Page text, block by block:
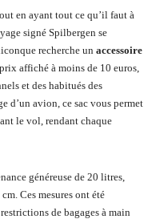
en ayant tout ce qu’il faut à
signé Spilbergen se
recherche un accessoire
affiché à moins de 10 euros,
et des habitués des
d’un avion, ce sac vous permet
le vol, rendant chaque
généreuse de 20 litres,
Ces mesures ont été
de bagages à main